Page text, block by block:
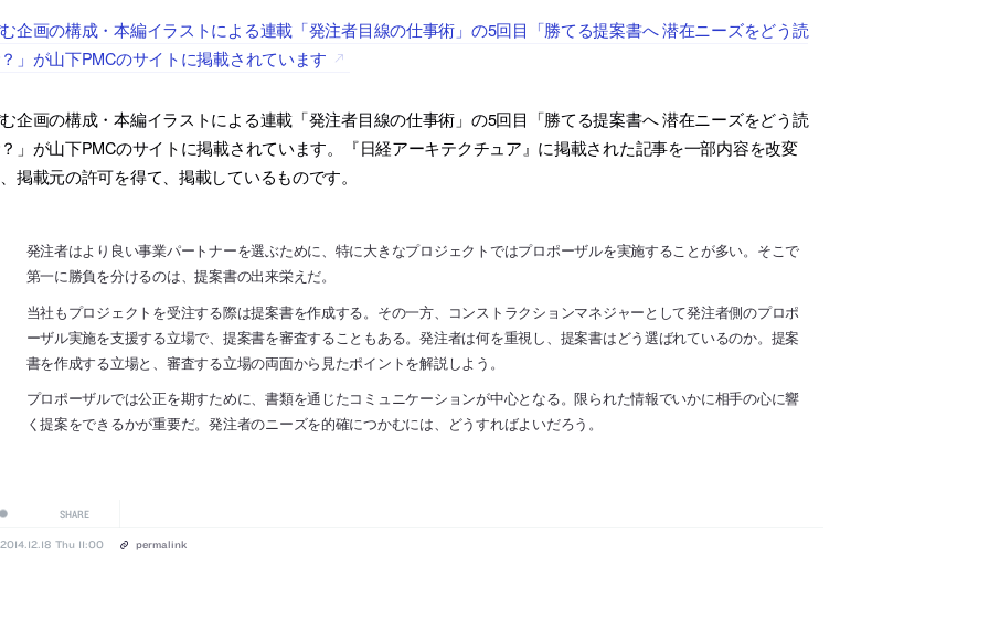
企画の構成・本編イラストによる連載「発注者目線の仕事術」の5回目「勝てる提案書へ 潜在ニーズをどう読
」が山下PMCのサイトに掲載されています
企画の構成・本編イラストによる連載「発注者目線の仕事術」の5回目「勝てる提案書へ 潜在ニーズをどう読
」が山下PMCのサイトに掲載されています。『日経アーキテクチュア』に掲載された記事を一部内容を改変
掲載元の許可を得て、掲載しているものです。
発注者はより良い事業パートナーを選ぶために、特に大きなプロジェクトではプロポーザルを実施することが多い。そこで
第一に勝負を分けるのは、提案書の出来栄えだ。
当社もプロジェクトを受注する際は提案書を作成する。その一方、コンストラクションマネジャーとして発注者側のプロポ
ーザル実施を支援する立場で、提案書を審査することもある。発注者は何を重視し、提案書はどう選ばれているのか。提案
書を作成する立場と、審査する立場の両面から見たポイントを解説しよう。
プロポーザルでは公正を期すために、書類を通じたコミュニケーションが中心となる。限られた情報でいかに相手の心に響
く提案をできるかが重要だ。発注者のニーズを的確につかむには、どうすればよいだろう。
SHARE
2014.12.18 Thu 11:00 permalink